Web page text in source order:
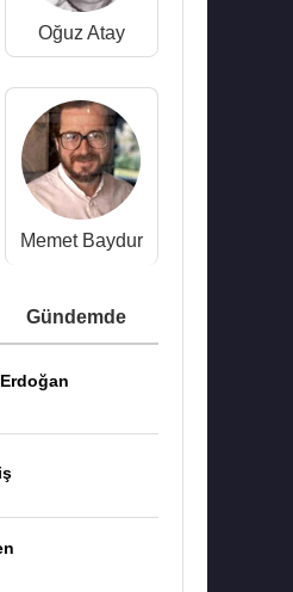
Oğuz Atay
Memet Baydur
Gündemde